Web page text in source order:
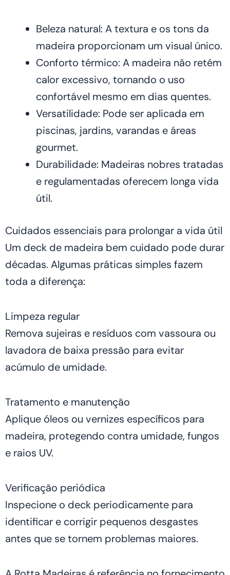
Beleza natural: A textura e os tons da
madeira proporcionam um visual único.
Conforto térmico: A madeira não retém
calor excessivo, tornando o uso
confortável mesmo em dias quentes.
Versatilidade: Pode ser aplicada em
piscinas, jardins, varandas e áreas
gourmet.
Durabilidade: Madeiras nobres tratadas
e regulamentadas oferecem longa vida
útil.
Cuidados essenciais para prolongar a vida útil
Um deck de madeira bem cuidado pode durar
décadas. Algumas práticas simples fazem
toda a diferença:
Limpeza regular
Remova sujeiras e resíduos com vassoura ou
lavadora de baixa pressão para evitar
acúmulo de umidade.
Tratamento e manutenção
Aplique óleos ou vernizes específicos para
madeira, protegendo contra umidade, fungos
e raios UV.
Verificação periódica
Inspecione o deck periodicamente para
identificar e corrigir pequenos desgastes
antes que se tornem problemas maiores.